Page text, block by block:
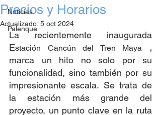
Noticias
Palenque
Precios y Horarios
Actualizado: 5 oct 2024
La recientemente inaugurada
Estación Cancún del Tren Maya
marca un hito no solo por su
funcionalidad, sino también por su
impresionante escala. Se trata de
la estación más grande del
proyecto, un punto clave en la ruta